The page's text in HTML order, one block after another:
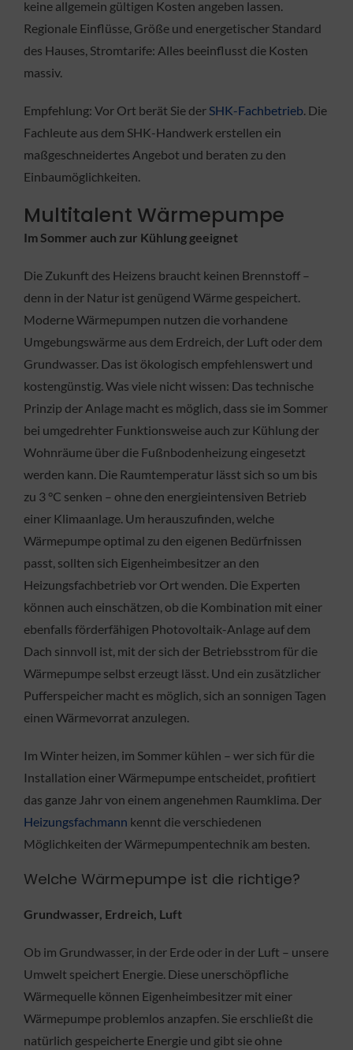
keine allgemein gültigen Kosten angeben lassen.
Regionale Einflüsse, Größe und energetischer Standard
des Hauses, Stromtarife: Alles beeinflusst die Kosten
massiv.
Empfehlung: Vor Ort berät Sie derSHK-Fachbetrieb. Die
Fachleute aus dem SHK-Handwerk erstellen ein
maßgeschneidertes Angebot und beraten zu den
Einbaumöglichkeiten.
Multitalent Wärmepumpe
Im Sommer auch zur Kühlung geeignet
Die Zukunft des Heizens braucht keinen Brennstoff –
denn in der Natur ist genügend Wärme gespeichert.
Moderne Wärmepumpen nutzen die vorhandene
Umgebungswärme aus dem Erdreich, der Luft oder dem
Grundwasser. Das ist ökologisch empfehlenswert und
kostengünstig. Was viele nicht wissen: Das technische
Prinzip der Anlage macht es möglich, dass sie im Sommer
bei umgedrehter Funktionsweise auch zur Kühlung der
Wohnräume über die Fußnbodenheizung eingesetzt
werden kann. Die Raumtemperatur lässt sich so um bis
zu 3 °C senken – ohne den energieintensiven Betrieb
einer Klimaanlage. Um herauszufinden, welche
Wärmepumpe optimal zu den eigenen Bedürfnissen
passt, sollten sich Eigenheimbesitzer an den
Heizungsfachbetrieb vor Ort wenden. Die Experten
können auch einschätzen, ob die Kombination mit einer
ebenfalls förderfähigen Photovoltaik-Anlage auf dem
Dach sinnvoll ist, mit der sich der Betriebsstrom für die
Wärmepumpe selbst erzeugt lässt. Und ein zusätzlicher
Pufferspeicher macht es möglich, sich an sonnigen Tagen
einen Wärmevorrat anzulegen.
Im Winter heizen, im Sommer kühlen – wer sich für die
Installation einer Wärmepumpe entscheidet, profitiert
das ganze Jahr von einem angenehmen Raumklima. Der
Heizungsfachmann kennt die verschiedenen
Möglichkeiten der Wärmepumpentechnik am besten.
Welche Wärmepumpe ist die richtige?
Grundwasser, Erdreich, Luft
Ob im Grundwasser, in der Erde oder in der Luft – unsere
Umwelt speichert Energie. Diese unerschöpfliche
Wärmequelle können Eigenheimbesitzer mit einer
Wärmepumpe problemlos anzapfen. Sie erschließt die
natürlich gespeicherte Energie und gibt sie ohne